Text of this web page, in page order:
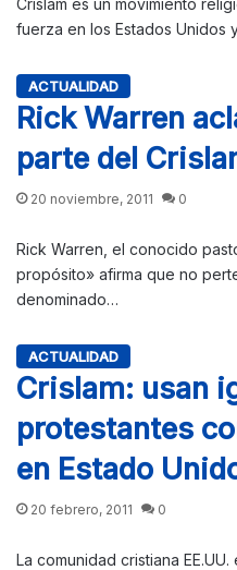
Crislam es un movimiento
fuerza en los Estados Unidos
ACTUALIDAD
Rick Warren
parte del
20 noviembre, 2011 0
Rick Warren, el conocido
propósito» afirma que no
denominado…
ACTUALIDAD
Crislam: usan
protestantes
en Estado
20 febrero, 2011 0
La comunidad cristiana